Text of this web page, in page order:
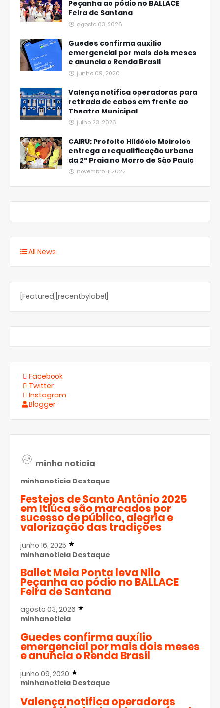
Peçanha ao pódio no BALLACE
Feira de Santana
agosto 03, 2026
Guedes confirma auxílio
emergencial por mais dois meses
e anuncia o Renda Brasil
junho 09, 2020
Valença notifica operadoras para
retirada de cabos em frente ao
Theatro Municipal
julho 23, 2026
CAIRU: Prefeito Hildécio Meireles
entrega a requalificação urbana
da 2ª Praia no Morro de São Paulo
novembro 11, 2022
All News
[Featured][recentbylabel]
Facebook
Twitter
Instagram
Blogger
minha noticia
minhanoticia Destaque
Festejos de Santo Antônio 2025
em Itiúca são marcados por
sucesso de público, alegria e
valorização das tradições
junho 16, 2025
minhanoticia Destaque
Ballet Meia Ponta leva Nilo
Peçanha ao pódio no BALLACE
Feira de Santana
agosto 03, 2026
minhanoticia
Guedes confirma auxílio
emergencial por mais dois meses
e anuncia o Renda Brasil
junho 09, 2020
minhanoticia Destaque
Valença notifica operadoras